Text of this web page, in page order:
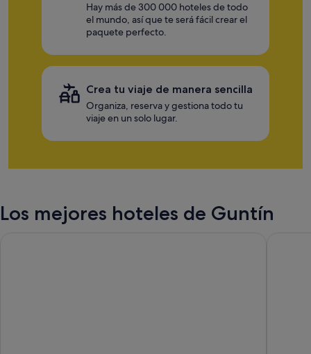
Hay más de 300 000 hoteles de todo
el mundo, así que te será fácil crear el
paquete perfecto.
Crea tu viaje de manera sencilla
Organiza, reserva y gestiona todo tu
viaje en un solo lugar.
Los mejores hoteles de Guntín